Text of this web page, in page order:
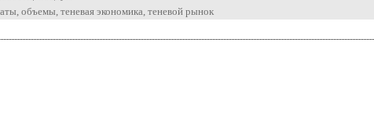
, объемы, теневая экономика, теневой рынок